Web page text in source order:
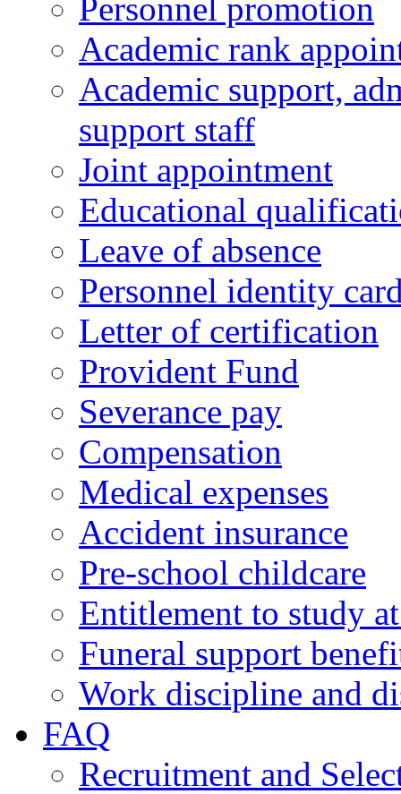
Personnel promotion
Academic rank
Academic support,
support staff
Joint appointment
Educational
Leave of absence
Personnel identity
Letter of certification
Provident Fund
Severance pay
Compensation
Medical expenses
Accident insurance
Pre-school childcare
Entitlement to study
Funeral support
Work discipline and
FAQ
Recruitment and